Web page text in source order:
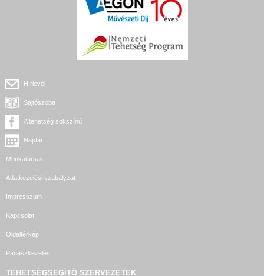
Hírlevél
Sajtószoba
A tehetség sokszínű
Naptár
Munkatársak
Adatkezelési szabályzat
Impresszum
Kapcsolat
Oldaltérkép
Panaszkezelés
TEHETSÉGSEGÍTŐ SZERVEZETEK